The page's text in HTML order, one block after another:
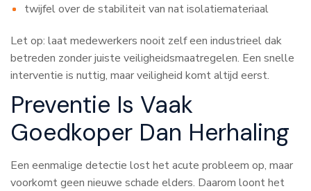
twijfel over de stabiliteit van nat isolatiemateriaal
Let op: laat medewerkers nooit zelf een industrieel dak
betreden zonder juiste veiligheidsmaatregelen. Een snelle
interventie is nuttig, maar veiligheid komt altijd eerst.
Preventie Is Vaak
Goedkoper Dan Herhaling
Een eenmalige detectie lost het acute probleem op, maar
voorkomt geen nieuwe schade elders. Daarom loont het